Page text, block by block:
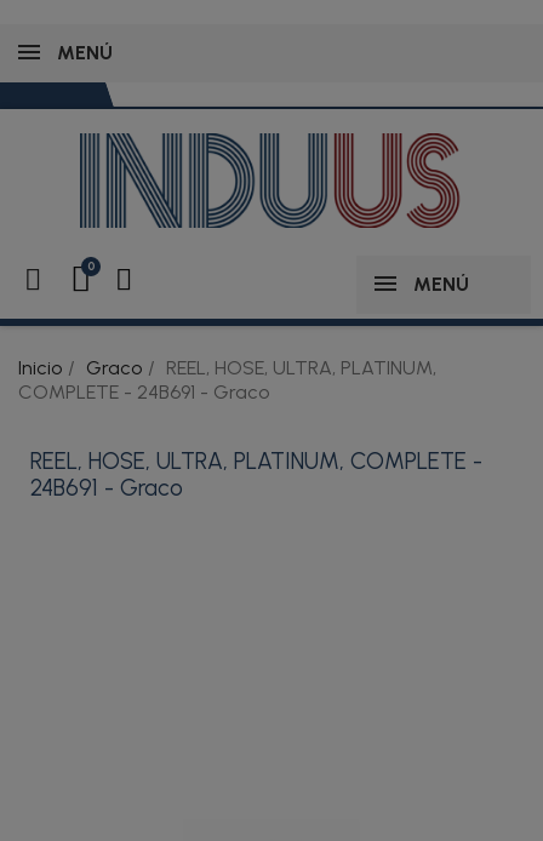
MENÚ
MENÚ
Inicio Graco
REEL, HOSE, ULTRA, PLATINUM,
COMPLETE - 24B691 - Graco
REEL, HOSE, ULTRA, PLATINUM, COMPLETE -
24B691 - Graco